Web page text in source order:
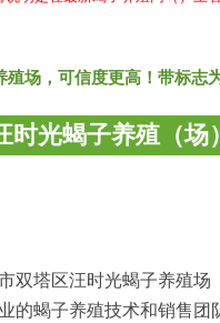
殖场，可信度更高！带标志
时光蝎子养殖（场
双塔区汪时光蝎子养殖
的蝎子养殖技术和销售